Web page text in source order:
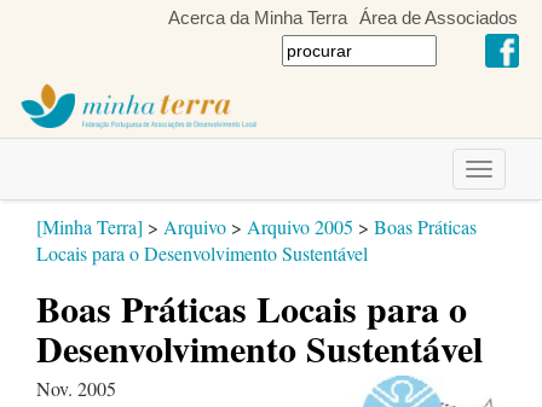
Acerca da Minha Terra Área de Associados
Toggle
[Minha Terra] > Arquivo > Arquivo 2005 > Boas Práticas
Locais para o Desenvolvimento Sustentável
Boas Práticas Locais para o
Desenvolvimento Sustentável
Nov. 2005